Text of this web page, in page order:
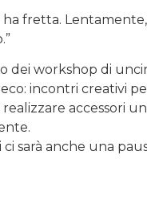
ha fretta.
dei workshop di
incontri creativi
accessori
sarà anche una